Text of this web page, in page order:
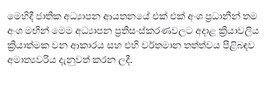
මෙහිදී ජාතික අධ්‍යාපන ආයතනයේ එක් එක් අංශ ප්‍රධානීන් තම
අංශ මඟින් මෙම අධ්‍යාපන ප්‍රතිසංස්කරණවලට අදාළ ක්‍රියාවලිය
ක්‍රියාත්මක වන ආකාරය සහ එහි වර්තමාන තත්ත්වය පිළිබඳව
අමාත්‍යවරිය දැනුවත් කරන ලදී.